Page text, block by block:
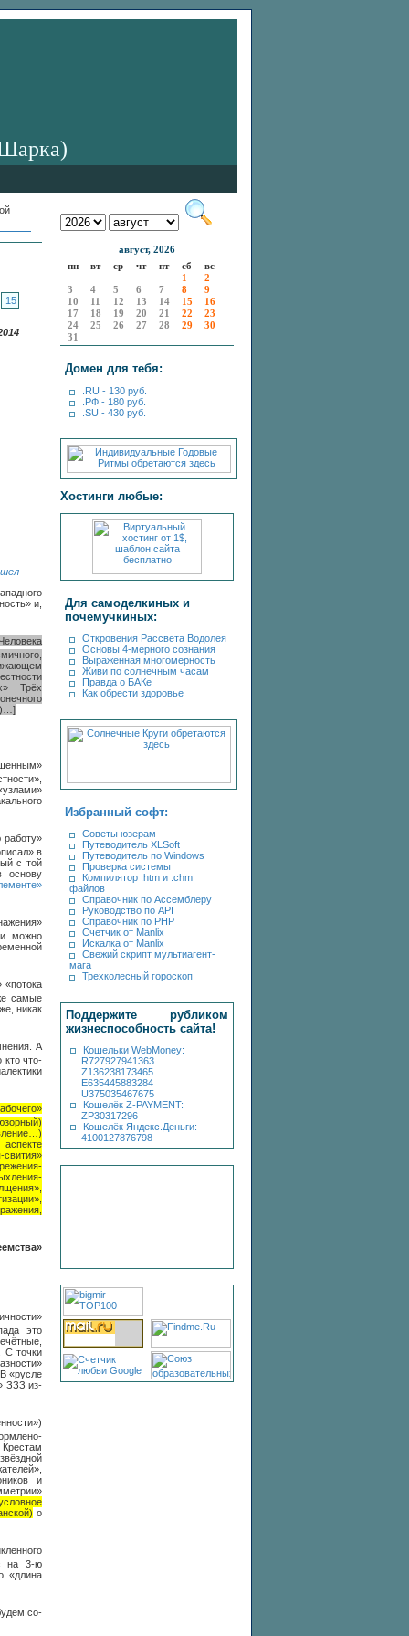
15
и,
Трёх
работу»
в
с той
основу
можно
«потока
самые
никак
А
что-
это
С точки
«русле
ЗЗЗ из-
и
о
на 3-ю
«длина
со-
август, 2026
пн
вт ср чт пт сб
вс
1
2
3
4 5 6 7 8
9
10
11 12 13 14 15
16
17
18 19 20 21 22
23
24
25 26 27 28 29
30
31
Домен для тебя:
.RU - 130 руб.
.РФ - 180 руб.
.SU - 430 руб.
Хостинги любые:
Для самоделкиных и
почемучкиных:
Откровения Рассвета Водолея
Основы 4-мерного сознания
Выраженная многомерность
Живи по солнечным часам
Правда о БАКе
Как обрести здоровье
Избранный софт:
Советы юзерам
Путеводитель XLSoft
Путеводитель по Windows
Проверка системы
Компилятор .htm и .chm
файлов
Справочник по Ассемблеру
Руководство по API
Справочник по PHP
Счетчик от Manlix
Искалка от Manlix
Свежий скрипт мультиагент-
мага
Трехколесный гороскоп
Поддержите рубликом
жизнеспособность сайта!
Кошельки WebMoney:
R727927941363
Z136238173465
E635445883284
U375035467675
Кошелёк Z-PAYMENT:
ZP30317296
Кошелёк Яндекс.Деньги:
4100127876798